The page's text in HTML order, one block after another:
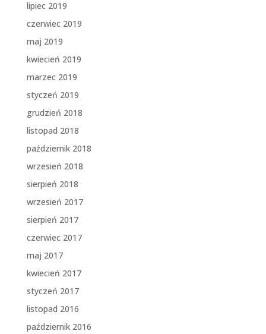
lipiec 2019
czerwiec 2019
maj 2019
kwiecień 2019
marzec 2019
styczeń 2019
grudzień 2018
listopad 2018
październik 2018
wrzesień 2018
sierpień 2018
wrzesień 2017
sierpień 2017
czerwiec 2017
maj 2017
kwiecień 2017
styczeń 2017
listopad 2016
październik 2016